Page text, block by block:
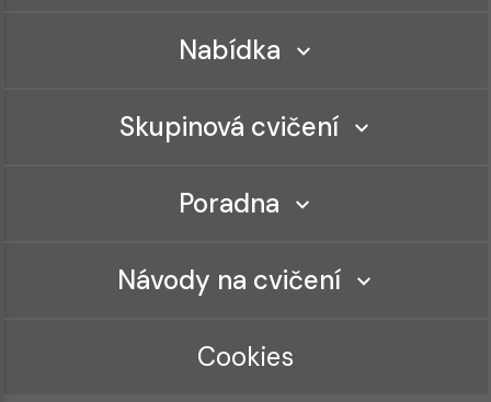
Nabídka
Skupinová cvičení
Poradna
Návody na cvičení
Cookies